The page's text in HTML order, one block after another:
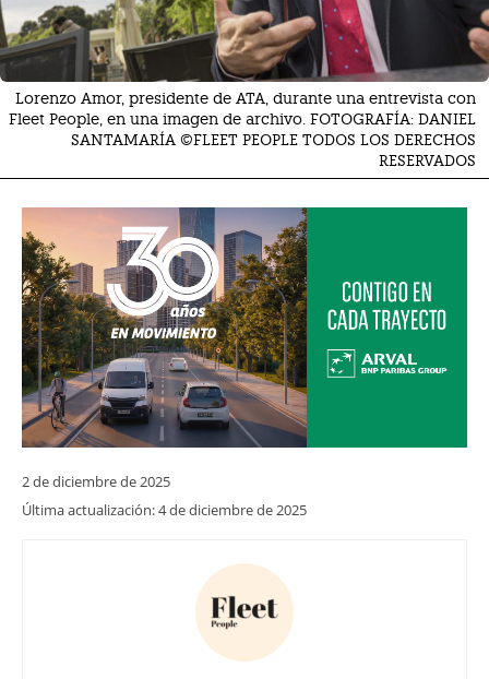
Lorenzo Amor, presidente de ATA, durante una entrevista con
Fleet People, en una imagen de archivo. FOTOGRAFÍA: DANIEL
SANTAMARÍA ©FLEET PEOPLE TODOS LOS DERECHOS
RESERVADOS
2 de diciembre de 2025
Última actualización:4 de diciembre de 2025